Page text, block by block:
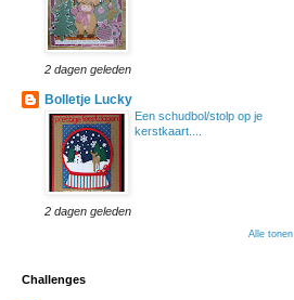
2 dagen geleden
Bolletje Lucky
Een schudbol/stolp op je
kerstkaart....
2 dagen geleden
Alle tonen
Challenges